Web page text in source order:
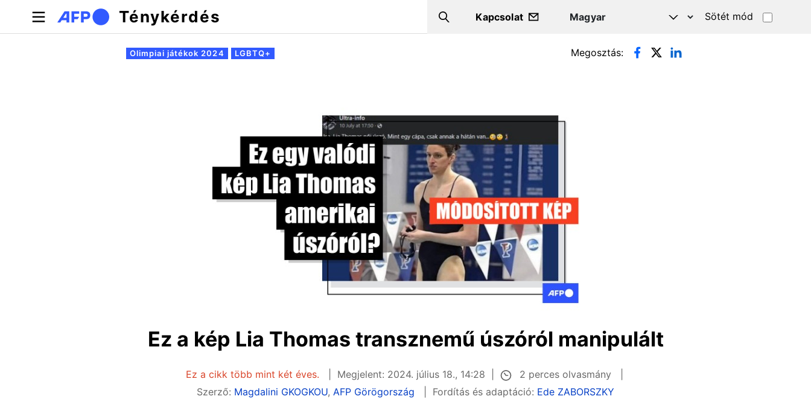
Ténykérdés Search
Kapcsolat Sötét mód
Elsődleges fülek
Olimpiai játékok 2024 LGBTQ+ Megosztás:
Ez a kép Lia Thomas transznemű úszóról manipulált
Ez a cikk több mint két éves. Megjelent: 2024. július 18., 14:28
2 perces olvasmány
Szerző: Magdalini GKOGKOU, AFP Görögország Fordítás és adaptáció: Ede ZABORSZKY